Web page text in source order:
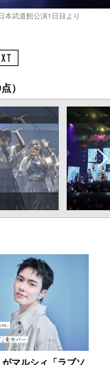
本武道館公演1日目より
）
マルシィ「ラブソ